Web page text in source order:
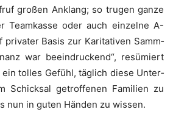
gro­ßen Anklang; so tru­gen gan­ze
Team­kas­se oder auch ein­zel­ne A-
pri­va­ter Basis zur Kari­ta­ti­ven Samm­
war beein­dru­ckend“, resü­miert
ein tol­les Gefühl, täg­lich die­se Unter­
Schick­sal getrof­fe­nen Fami­li­en zu
nun in guten Hän­den zu wissen.